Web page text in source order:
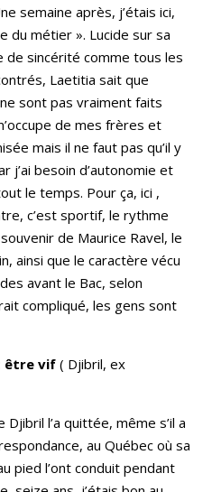
semaine après, j’étais ici,
du métier ». Lucide sur sa
sincérité comme tous les
Laetitia sait que
sont pas vraiment faits
de mes frères et
mais il ne faut pas qu’il y
j’ai besoin d’autonomie et
le temps. Pour ça, ici ,
c’est sportif, le rythme
de Maurice Ravel, le
ainsi que le caractère vécu
avant le Bac, selon
compliqué, les gens sont
être vif ( Djibril, ex
l’a quittée, même s’il a
au Québec où sa
pied l’ont conduit pendant